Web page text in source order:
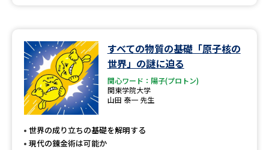
すべての物質の基礎「原子核の
世界」の謎に迫る
関心ワード：陽子(プロトン)
関東学院大学
山田 泰一 先生
世界の成り立ちの基礎を解明する
現代の錬金術は可能か